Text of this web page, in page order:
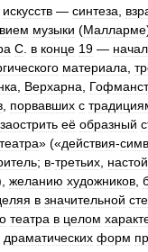
искусств — синтеза
музыки (Малларме
С в конце 19 —
материала
Верхарна
порвавших с
заострить её образный
театра» («действия-
; в-третьих
желанию художников
в значительной
театра в целом
драматических форм